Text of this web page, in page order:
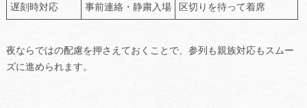
遅刻時対応 事前連絡・静粛入場 区切りを待って着席
夜ならではの配慮を押さえておくことで、参列も親族対応もスムー
ズに進められます。